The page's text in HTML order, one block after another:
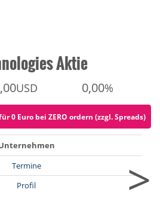
Aktie
USD 0,00%
0 Euro bei ZERO ordern (zzgl. Spreads)
Termine
Profil
>